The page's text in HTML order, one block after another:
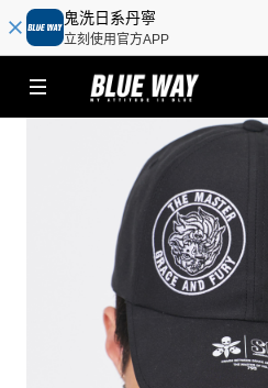
鬼洗日系丹寧
立刻使用官方APP